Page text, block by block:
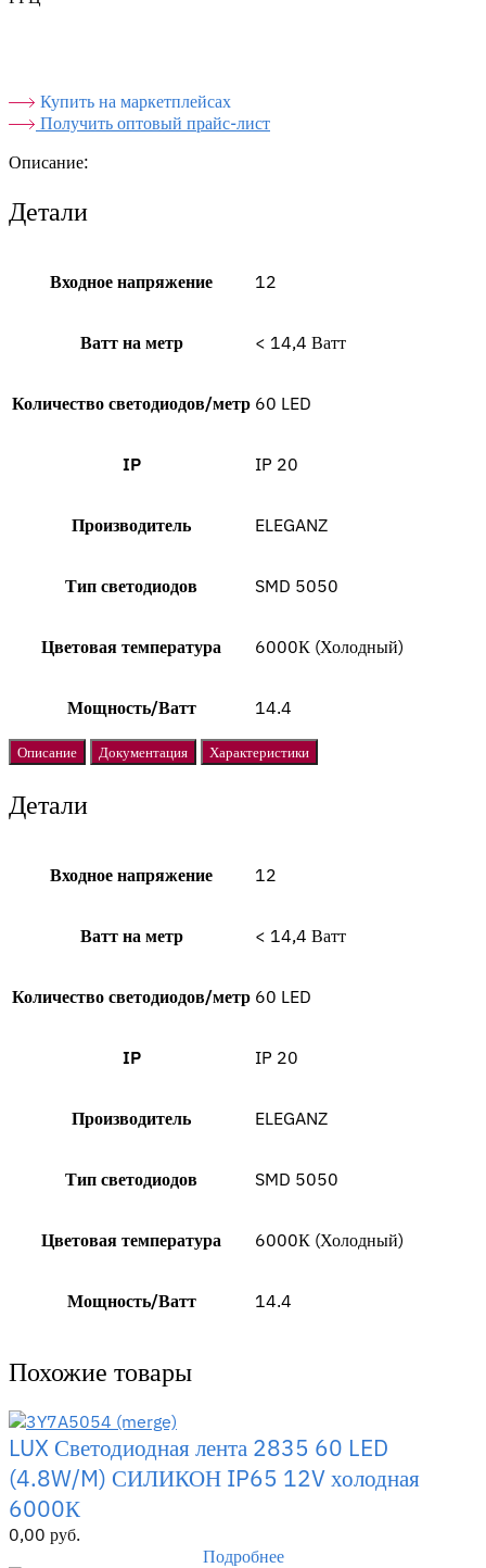
Купить на маркетплейсах
Получить оптовый прайс-лист
Описание:
Детали
Входное напряжение 12
Ватт на метр < 14,4 Ватт
Количество светодиодов/метр 60 LED
IP IP 20
Производитель ELEGANZ
Тип светодиодов SMD 5050
Цветовая температура 6000К (Холодный)
Мощность/Ватт 14.4
Описание Документация Характеристики
Детали
Входное напряжение 12
Ватт на метр < 14,4 Ватт
Количество светодиодов/метр 60 LED
IP IP 20
Производитель ELEGANZ
Тип светодиодов SMD 5050
Цветовая температура 6000К (Холодный)
Мощность/Ватт 14.4
Похожие товары
LUX Светодиодная лента 2835 60 LED
(4.8W/M) СИЛИКОН IP65 12V холодная
6000К
0,00 руб.
Подробнее